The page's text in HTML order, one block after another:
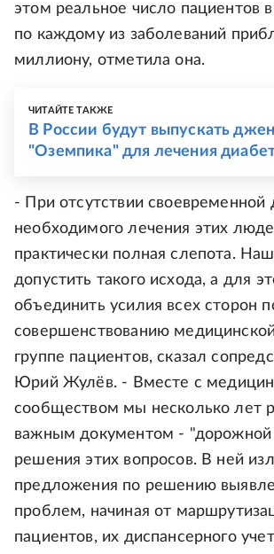
этом реальное число пациентов
по каждому из заболеваний
миллиону, отметила она.
ЧИТАЙТЕ ТАКЖЕ
В России будут выпускать
"Оземпика" для лечения
- При отсутствии своевременной
необходимого лечения этих
практически полная слепота.
допустить такого исхода, а для
объединить усилия всех сторон
совершенствованию
группе пациентов, сказал
Юрий Жулёв. - Вместе с
сообществом мы несколько лет
важным документом - "дорожной
решения этих вопросов. В ней
предложения по решению
проблем, начиная от
пациентов, их диспансерного